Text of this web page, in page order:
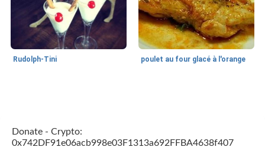
Rudolph-Tini poulet au four glacé à l'orange
Donate - Crypto:
0x742DF91e06acb998e03F1313a692FFBA4638f407